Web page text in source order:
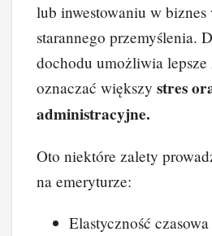
lub inwestowaniu w biznes
starannego przemyślenia.
dochodu umożliwia lepsze
oznaczać większy stres
administracyjne.
Oto niektóre zalety
na emeryturze:
Elastyczność czasowa